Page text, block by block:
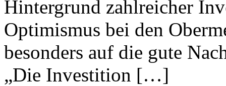
Hintergrund zahlreicher
Optimismus bei den
besonders auf die gute
„Die Investition […]